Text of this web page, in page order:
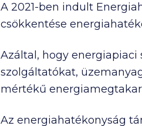
A 2021-ben indult
csökkentése
Azáltal, hogy energiapiaci
szolgáltatókat,
mértékű
Az energiahatékonyság